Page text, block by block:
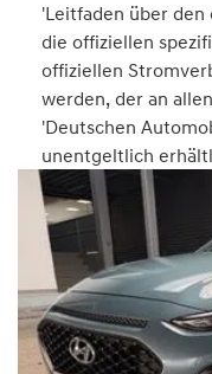
'Leitfaden über
die offiziellen
offiziellen
werden, der an
'Deutschen
unentgeltlich